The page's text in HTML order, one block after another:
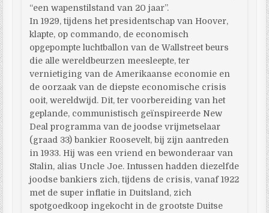
“een wapenstilstand van 20 jaar”.
In 1929, tijdens het presidentschap van Hoover,
klapte, op commando, de economisch
opgepompte luchtballon van de Wallstreet beurs
die alle wereldbeurzen meesleepte, ter
vernietiging van de Amerikaanse economie en
de oorzaak van de diepste economische crisis
ooit, wereldwijd. Dit, ter voorbereiding van het
geplande, communistisch geïnspireerde New
Deal programma van de joodse vrijmetselaar
(graad 33) bankier Roosevelt, bij zijn aantreden
in 1933. Hij was een vriend en bewonderaar van
Stalin, alias Uncle Joe. Intussen hadden diezelfde
joodse bankiers zich, tijdens de crisis, vanaf 1922
met de super inflatie in Duitsland, zich
spotgoedkoop ingekocht in de grootste Duitse